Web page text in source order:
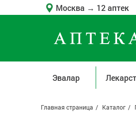
Москва → 12 аптек
Эвалар
Главная страница Каталог